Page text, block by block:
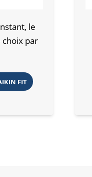
le
choix par
FIT